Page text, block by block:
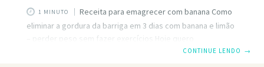
1 MINUTO
Receita para emagrecer com banana Como
eliminar a gordura da barriga em 3 dias com banana e limão
– perder peso sem fazer exercícios Hoje quero
compartilhar com você uma receita com a qual você pode
CONTINUE LENDO →